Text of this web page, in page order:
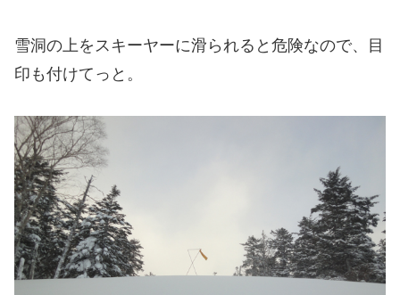
雪洞の上をスキーヤーに滑られると危険なので、目
印も付けてっと。